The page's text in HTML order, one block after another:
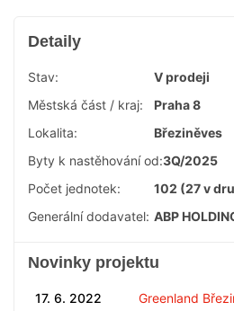
Detaily
Stav:
V prodeji
Městská část / kraj:
Praha 8
Lokalita:
Březiněves
Byty k nastěhování od:3Q/2025
Počet jednotek:
102 (27 v
Generální dodavatel: ABP
Novinky projektu
17. 6. 2022 Greenland